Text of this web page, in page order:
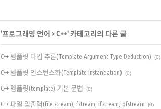
'프로그래밍 언어 >C++' 카테고리의 다른 글
C++ 템플릿 타입 추론(Template Argument Type Deduction) (0)
C++ 템플릿 인스턴스화(Template Instantiation) (0)
C++ 템플릿(template) 기본 문법 (0)
C++ 파일 입출력(file stream), fstream, ifstream, ofstream (0)